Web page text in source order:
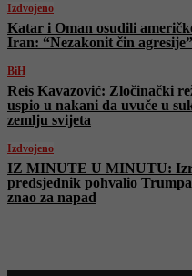
Izdvojeno
Katar i Oman osudili
Iran: “Nezakonit čin agresije”
BiH
Reis Kavazović: Zločinački
uspio u nakani da uvuče u
zemlju svijeta
Izdvojeno
IZ MINUTE U MINUTU:
predsjednik pohvalio
znao za napad